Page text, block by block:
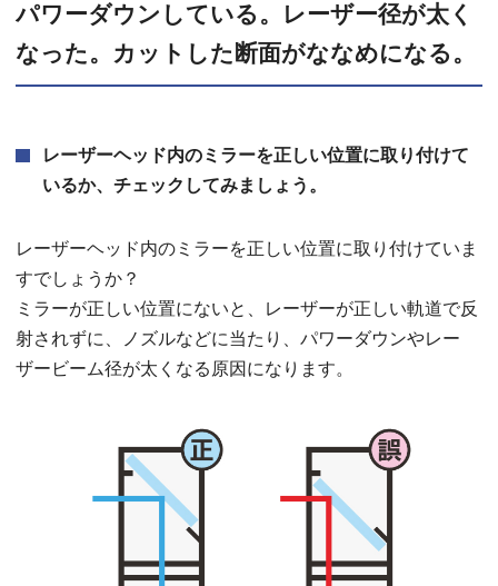
パワーダウンしている。レーザー径が太く
なった。カットした断面がななめになる。
レーザーヘッド内のミラーを正しい位置に取り付けて
いるか、チェックしてみましょう。
レーザーヘッド内のミラーを正しい位置に取り付けていま
すでしょうか？
ミラーが正しい位置にないと、レーザーが正しい軌道で反
射されずに、ノズルなどに当たり、パワーダウンやレー
ザービーム径が太くなる原因になります。